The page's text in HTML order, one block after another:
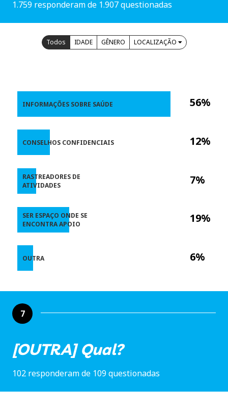
1.759 responderam de 1.907 questionadas
Todos IDADE GÊNERO LOCALIZAÇÃO
56%
12%
7%
19%
6%
INFORMAÇÕES SOBRE SAÚDE
CONSELHOS CONFIDENCIAIS
RASTREADORES DE
ATIVIDADES
SER ESPAÇO ONDE SE
ENCONTRA APOIO
OUTRA
7
[OUTRA] Qual?
102 responderam de 109 questionadas